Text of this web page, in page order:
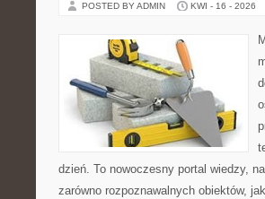
POSTED BY ADMIN KWI - 16 - 2026
dzień. To nowoczesny portal wiedzy,
zarówno rozpoznawalnych obiektów,